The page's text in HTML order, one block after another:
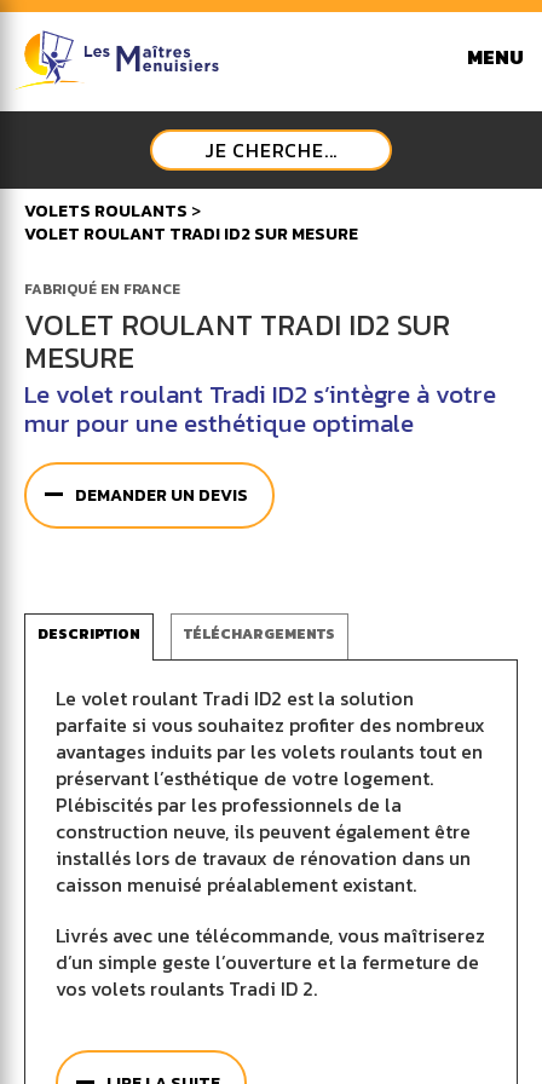
MENU
JE CHERCHE...
VOLETS ROULANTS >
VOLET ROULANT TRADI ID2 SUR MESURE
FABRIQUÉ EN FRANCE
VOLET ROULANT TRADI ID2 SUR
MESURE
Le volet roulant Tradi ID2 s’intègre à votre
mur pour une esthétique optimale
DEMANDER UN DEVIS
DESCRIPTION TÉLÉCHARGEMENTS
Le volet roulant Tradi ID2 est la solution
parfaite si vous souhaitez profiter des nombreux
avantages induits par les volets roulants tout en
préservant l’esthétique de votre logement.
Plébiscités par les professionnels de la
construction neuve, ils peuvent également être
installés lors de travaux de rénovation dans un
caisson menuisé préalablement existant.
Livrés avec une télécommande, vous maîtriserez
d’un simple geste l’ouverture et la fermeture de
vos volets roulants Tradi ID 2.
secteur, les volets Tradi ID2 de Bubendorff